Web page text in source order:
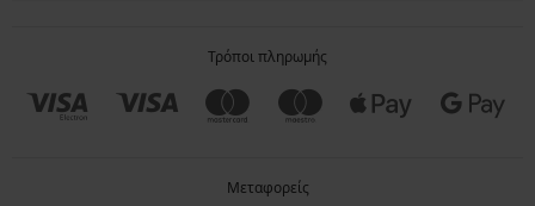
Τρόποι πληρωμής
Μεταφορείς